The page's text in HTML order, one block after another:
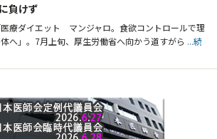
負けず
療ダイエット マンジャロ。食欲コントロールで理
へ」。7月上旬、厚生労働省へ向かう道すがら ...続